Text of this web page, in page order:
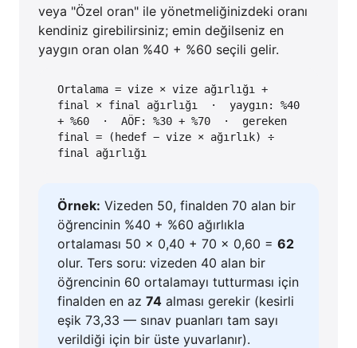
veya "Özel oran" ile yönetmeliğinizdeki oranı
kendiniz girebilirsiniz; emin değilseniz en
yaygın oran olan %40 + %60 seçili gelir.
Ortalama = vize × vize ağırlığı +
final × final ağırlığı · yaygın: %40
+ %60 · AÖF: %30 + %70 · gereken
final = (hedef − vize × ağırlık) ÷
final ağırlığı
Örnek: Vizeden 50, finalden 70 alan bir
öğrencinin %40 + %60 ağırlıkla
ortalaması 50 × 0,40 + 70 × 0,60 = 62
olur. Ters soru: vizeden 40 alan bir
öğrencinin 60 ortalamayı tutturması için
finalden en az 74 alması gerekir (kesirli
eşik 73,33 — sınav puanları tam sayı
verildiği için bir üste yuvarlanır).